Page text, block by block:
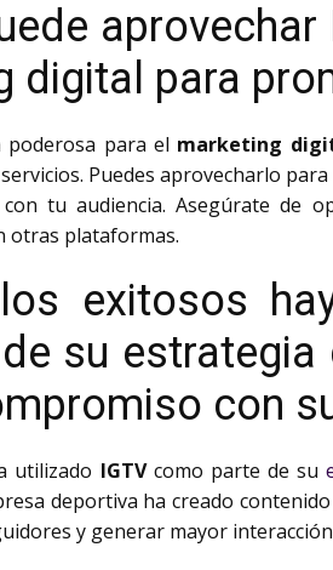
digital para
para el marketing
Puedes aprovecharlo
tu audiencia. Asegúrate de
otras plataformas.
exitosos
su
con
utilizado IGTVcomo parte de su
deportiva ha creado
y generar mayor